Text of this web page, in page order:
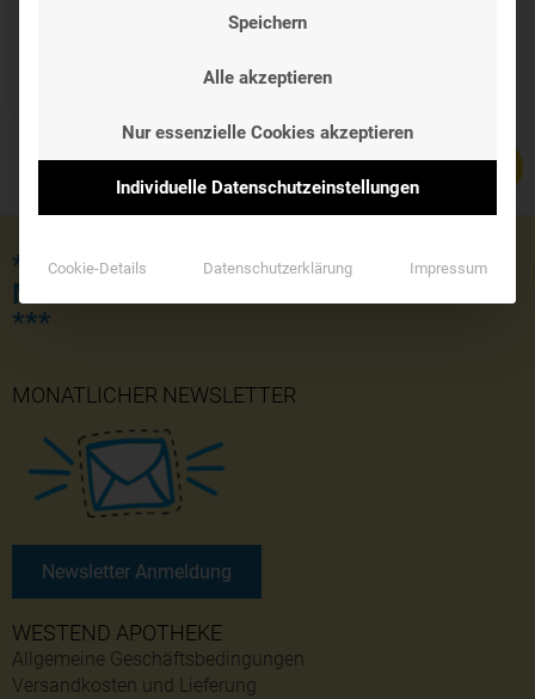
*** JETZT KOSTENLOSE LIEFERUNG
MIT DEM GUTSCHEINCODE 'SOMMER'
***
WESTEND APOTHEKE
Allgemeine Geschäftsbedingungen
Versandkosten und Lieferung
MONATLICHER NEWSLETTER
Newsletter Anmeldung
Speichern
Alle akzeptieren
Nur essenzielle Cookies akzeptieren
Individuelle Datenschutzeinstellungen
Cookie-Details Datenschutzerklärung Impressum